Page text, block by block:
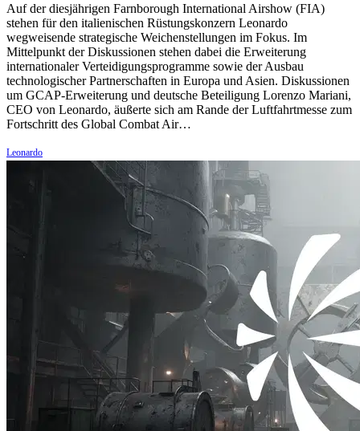
Auf der diesjährigen Farnborough International Airshow (FIA)
stehen für den italienischen Rüstungskonzern Leonardo
wegweisende strategische Weichenstellungen im Fokus. Im
Mittelpunkt der Diskussionen stehen dabei die Erweiterung
internationaler Verteidigungsprogramme sowie der Ausbau
technologischer Partnerschaften in Europa und Asien. Diskussionen
um GCAP-Erweiterung und deutsche Beteiligung Lorenzo Mariani,
CEO von Leonardo, äußerte sich am Rande der Luftfahrtmesse zum
Fortschritt des Global Combat Air…
Leonardo